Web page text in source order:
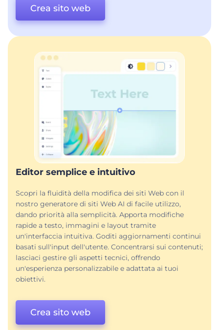
Crea sito web
Editor semplice e intuitivo
Scopri la fluidità della modifica dei siti Web con il
nostro generatore di siti Web AI di facile utilizzo,
dando priorità alla semplicità. Apporta modifiche
rapide a testo, immagini e layout tramite
un'interfaccia intuitiva. Goditi aggiornamenti continui
basati sull'input dell'utente. Concentrarsi sui contenuti;
lasciaci gestire gli aspetti tecnici, offrendo
un'esperienza personalizzabile e adattata ai tuoi
obiettivi.
Crea sito web